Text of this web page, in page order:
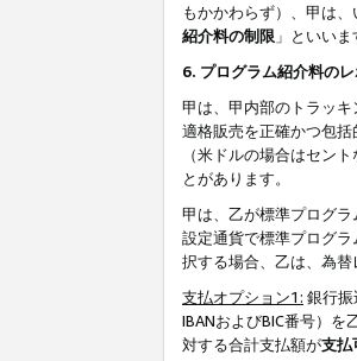
もかかわらず）、甲は
紹介料の制限 」といいま
6. プログラム紹介料の
甲は、甲内部のトラッ
適格販売を正確かつ包
（米ドルの場合はセン
とがあります。
甲は、乙が標準プログ
設定通貨で標準プログ
択する場合、乙は、為替
支払オプション1: 銀行
IBANおよびBIC番号）
対する合計支払額が支払